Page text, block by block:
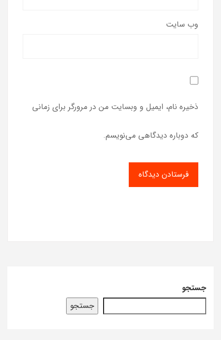
وب‌ سایت
ذخیره نام، ایمیل و وبسایت من در مرورگر برای زمانی
که دوباره دیدگاهی می‌نویسم.
جستجو
جستجو